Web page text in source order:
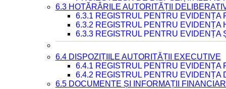
6.3 HOTĂRÂRILE AUTORITĂȚII
6.3.1 REGISTRUL PENTRU EVIDENȚA
6.3.2 REGISTRUL PENTRU EVIDENȚA
6.3.3 REGISTRUL PENTRU EVIDENȚA
6.4 DISPOZIȚIILE AUTORITĂȚII EXECUTIVE
6.4.1 REGISTRUL PENTRU EVIDENȚA
6.4.2 REGISTRUL PENTRU EVIDENȚA
6.5 DOCUMENTE ȘI INFORMAȚII